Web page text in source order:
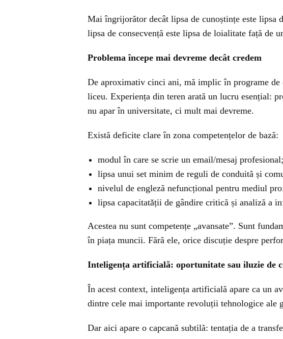
Mai îngrijorător decât lipsa de cunoștințe este lipsa
lipsa de consecvență este lipsa de loialitate față de
Problema începe mai devreme decât credem
De aproximativ cinci ani, mă implic în programe de
liceu. Experiența din teren arată un lucru esențial:
nu apar în universitate, ci mult mai devreme.
Există deficite clare în zona competențelor de bază:
modul în care se scrie un email/mesaj profesional;
lipsa unui set minim de reguli de conduită și
nivelul de engleză nefuncțional pentru mediul
lipsa capacitatǎții de gândire critică și analiză a
Acestea nu sunt competențe „avansate”. Sunt
în piața muncii. Fără ele, orice discuție despre
Inteligența artificială: oportunitate sau iluzie de
În acest context, inteligența artificială apare ca un
dintre cele mai importante revoluții tehnologice ale
Dar aici apare o capcană subtilă: tentația de a